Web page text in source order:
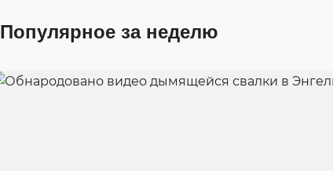
Популярное за неделю